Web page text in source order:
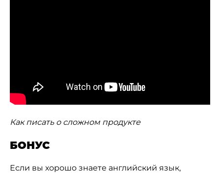
Как писать о сложном продукте
БОНУС
Если вы хорошо знаете английский язык,